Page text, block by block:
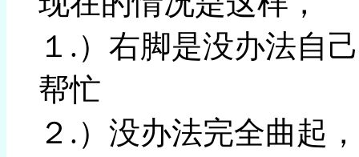
１.）右脚是没办法自
帮忙
２.）没办法完全曲起